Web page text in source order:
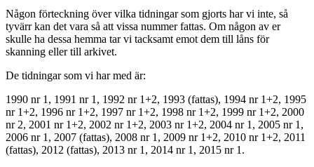
Någon förteckning över vilka tidningar som gjorts har vi inte, så
tyvärr kan det vara så att vissa nummer fattas. Om någon av er
skulle ha dessa hemma tar vi tacksamt emot dem till låns för
skanning eller till arkivet.
De tidningar som vi har med är:
1990 nr 1, 1991 nr 1, 1992 nr 1+2, 1993 (fattas), 1994 nr 1+2, 1995
nr 1+2, 1996 nr 1+2, 1997 nr 1+2, 1998 nr 1+2, 1999 nr 1+2, 2000
nr 2, 2001 nr 1+2, 2002 nr 1+2, 2003 nr 1+2, 2004 nr 1, 2005 nr 1,
2006 nr 1, 2007 (fattas), 2008 nr 1, 2009 nr 1+2, 2010 nr 1+2, 2011
(fattas), 2012 (fattas), 2013 nr 1, 2014 nr 1, 2015 nr 1.